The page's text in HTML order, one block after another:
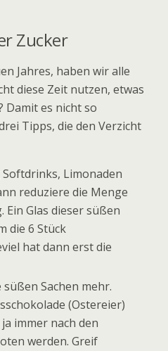
Zucker
Jahres, haben wir alle
diese Zeit nutzen, etwas
Damit es nicht so
Tipps, die den Verzicht
Limonaden
reduziere die Menge
Ein Glas dieser süßen
die 6 Stück
hat dann erst die
Sachen mehr.
(Ostereier)
immer nach den
werden. Greif